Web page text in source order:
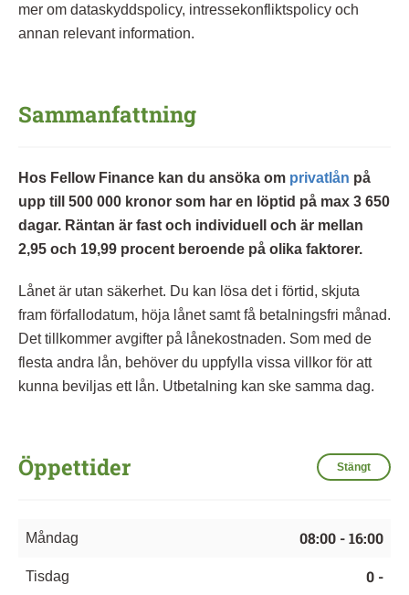
mer om dataskyddspolicy, intressekonfliktspolicy och
annan relevant information.
Sammanfattning
Hos Fellow Finance kan du ansöka om privatlån på
upp till 500 000 kronor som har en löptid på max 3 650
dagar. Räntan är fast och individuell och är mellan
2,95 och 19,99 procent beroende på olika faktorer.
Lånet är utan säkerhet. Du kan lösa det i förtid, skjuta
fram förfallodatum, höja lånet samt få betalningsfri månad.
Det tillkommer avgifter på lånekostnaden. Som med de
flesta andra lån, behöver du uppfylla vissa villkor för att
kunna beviljas ett lån. Utbetalning kan ske samma dag.
Öppettider Stängt
Måndag 08:00 - 16:00
Tisdag 0 -